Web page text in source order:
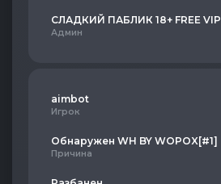
СЛАДКИЙ ПАБЛИК 18+ FREE VIP
Админ
aimbot
Игрок
Обнаружен WH BY WOPOX[#1]
Причина